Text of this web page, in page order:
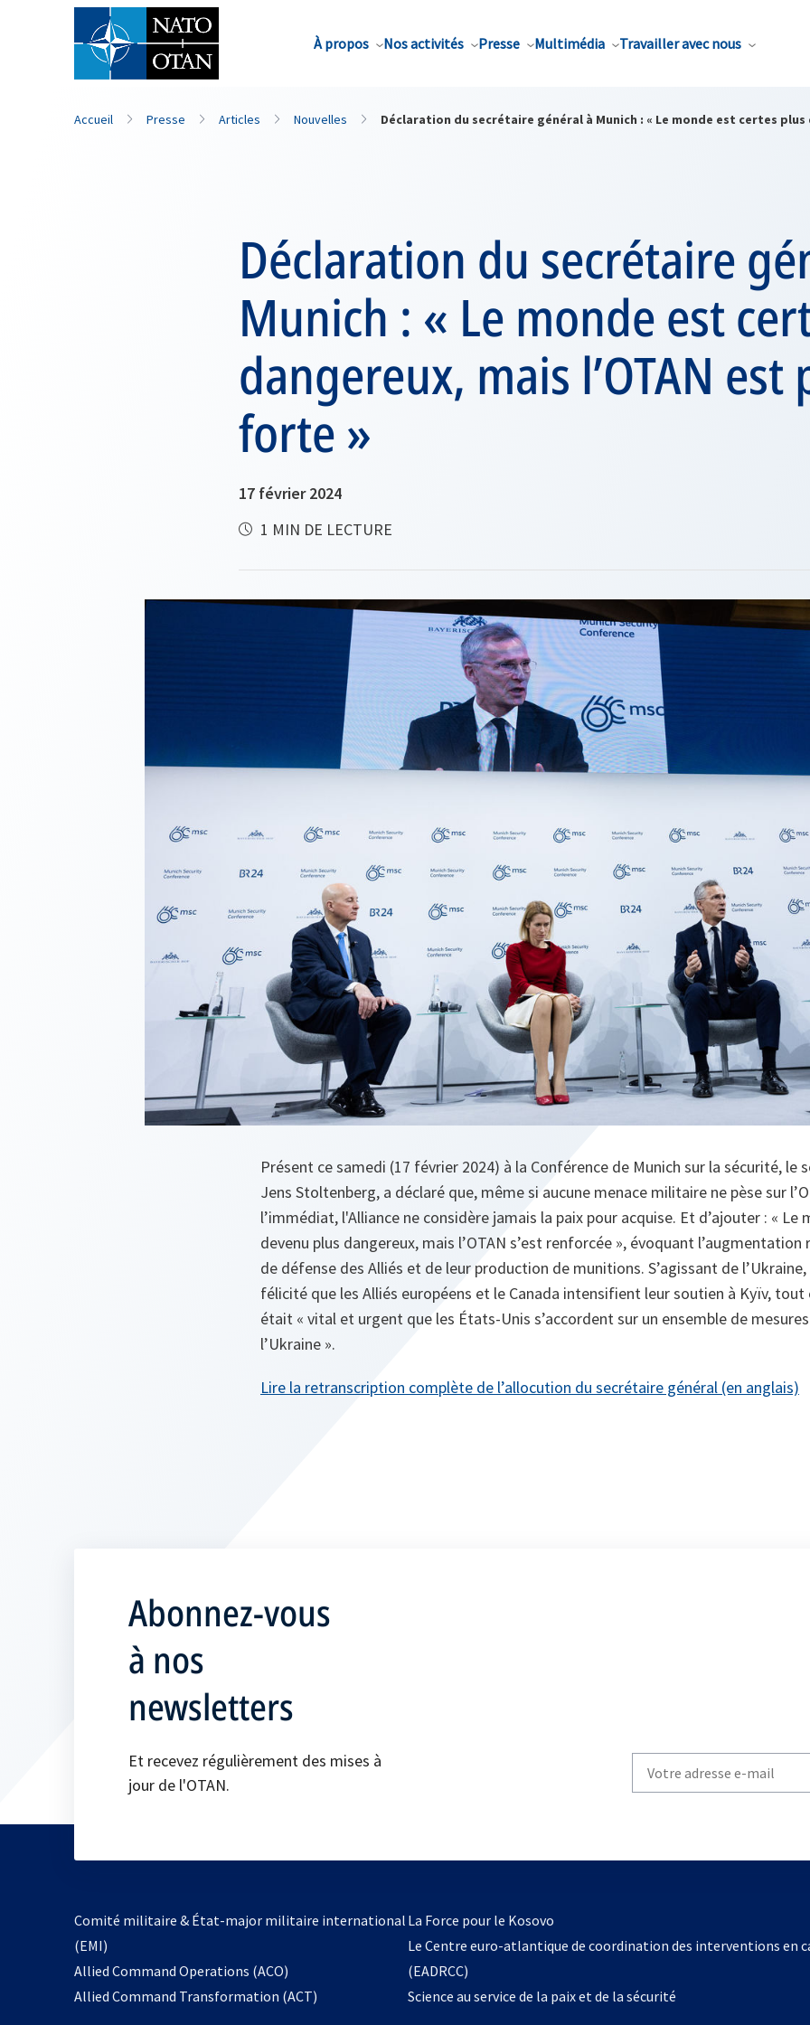
À propos Nos activités Presse Multimédia Travailler avec nous
Nom de famille*
Accueil Presse Articles Nouvelles Déclaration du secrétaire général à Munich : « Le monde est certes plus
Déclaration du secrétaire
Munich : « Le monde est
dangereux, mais l’OTAN est
forte »
17 février 2024
1 MIN DE LECTURE
Présent ce samedi (17 février 2024) à la Conférence de Munich sur la sécurité, le
Jens Stoltenberg, a déclaré que, même si aucune menace militaire ne pèse sur
l’immédiat, l'Alliance ne considère jamais la paix pour acquise. Et d’ajouter : « Le
devenu plus dangereux, mais l’OTAN s’est renforcée », évoquant l’augmentation
de défense des Alliés et de leur production de munitions. S’agissant de
félicité que les Alliés européens et le Canada intensifient leur soutien à Kyïv, tout
était « vital et urgent que les États-Unis s’accordent sur un ensemble de
l’Ukraine ».
Lire la retranscription complète de l’allocution du secrétaire général (en anglais)
Abonnez-vous
à nos
newsletters
Et recevez régulièrement des mises à
jour de l'OTAN.
your
Comité militaire & État-major militaire international
(EMI)
Allied Command Operations (ACO)
dans
Allied Command Transformation (ACT)
La Force pour le Kosovos’ouvre
dans
nouvel
Le Centre euro-atlantique de coordination des interventions en
(EADRCC)
Science au service de la paix et de la sécurité